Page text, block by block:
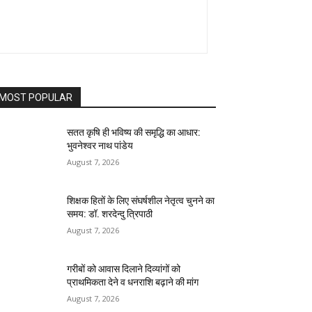
POPULAR
सतत कृषि ही भविष्य की समृद्धि का आधार:
भुवनेश्वर नाथ पांडेय
August 7, 2026
शिक्षक हितों के लिए संघर्षशील नेतृत्व चुनने का
समय: डॉ. शरदेन्दु त्रिपाठी
August 7, 2026
गरीबों को आवास दिलाने दिव्यांगों को
प्राथमिकता देने व धनराशि बढ़ाने की मांग
August 7, 2026